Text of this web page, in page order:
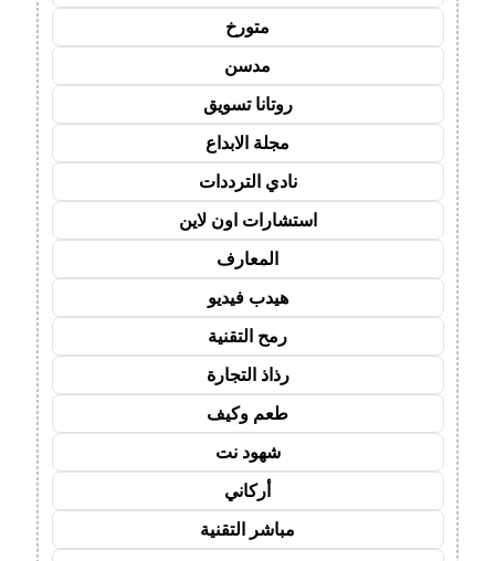
متورخ
مدسن
روتانا تسويق
مجلة الابداع
نادي الترددات
استشارات اون لاين
المعارف
هيدب فيديو
رمح التقنية
رذاذ التجارة
طعم وكيف
شهود نت
أركاني
مباشر التقنية